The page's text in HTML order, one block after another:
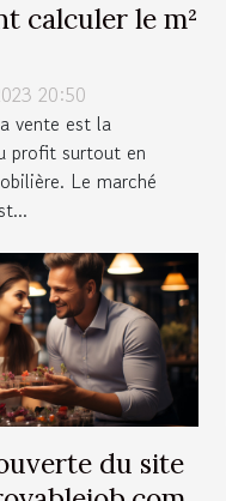
calculer le m²
20:50
vente est la
profit surtout en
Le marché
du site